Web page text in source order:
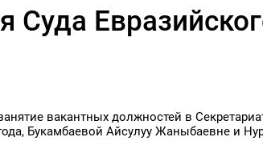
Суда
вакантных должностей в
Букамбаевой Айсулуу Жаныбаевне и